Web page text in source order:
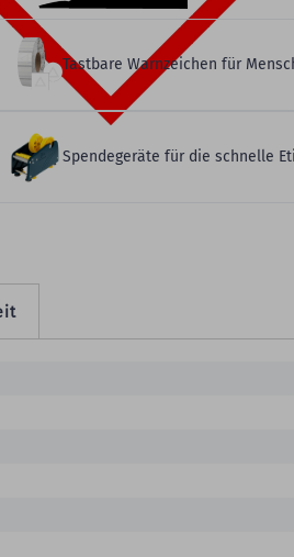
Tastbare Warnzeichen für
Spendegeräte für die schnelle